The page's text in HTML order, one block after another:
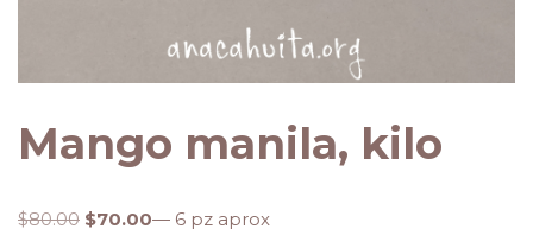
Mango manila, kilo
$80.00 $70.00— 6 pz aprox